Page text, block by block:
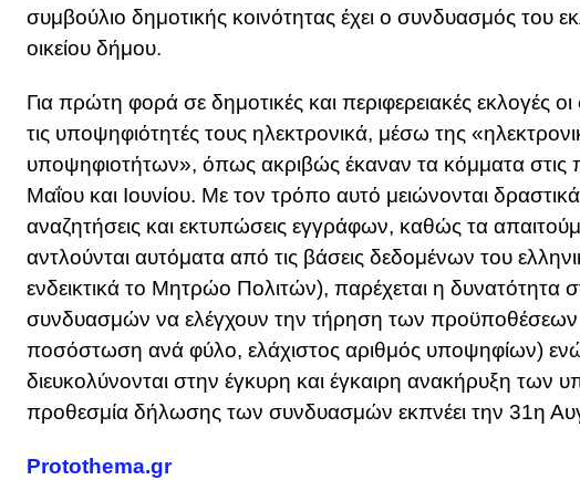
συμβούλιο δημοτικής κοινότητας έχει ο συνδυασμός του
οικείου δήμου.
Για πρώτη φορά σε δημοτικές και περιφερειακές εκλογές
τις υποψηφιότητές τους ηλεκτρονικά, μέσω της
υποψηφιοτήτων», όπως ακριβώς έκαναν τα κόμματα στις
Μαΐου και Ιουνίου. Με τον τρόπο αυτό μειώνονται
αναζητήσεις και εκτυπώσεις εγγράφων, καθώς τα
αντλούνται αυτόματα από τις βάσεις δεδομένων του
ενδεικτικά το Μητρώο Πολιτών), παρέχεται η δυνατότητα
συνδυασμών να ελέγχουν την τήρηση των προϋποθέσεων
ποσόστωση ανά φύλο, ελάχιστος αριθμός υποψηφίων)
διευκολύνονται στην έγκυρη και έγκαιρη ανακήρυξη των
προθεσμία δήλωσης των συνδυασμών εκπνέει την 31η
Protothema.gr